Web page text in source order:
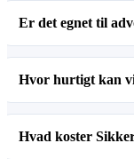
Er det egnet til
Hvor hurtigt kan
Hvad koster